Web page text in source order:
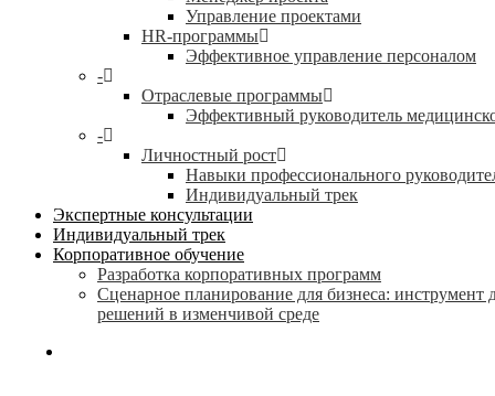
Управление проектами
HR-программы
Эффективное управление персоналом
-
Отраслевые программы
Эффективный руководитель
-
Личностный рост
Навыки профессионального
Индивидуальный трек
Экспертные консультации
Индивидуальный трек
Корпоративное обучение
Разработка корпоративных программ
Сценарное планирование для бизнеса: инструмент
решений в изменчивой среде